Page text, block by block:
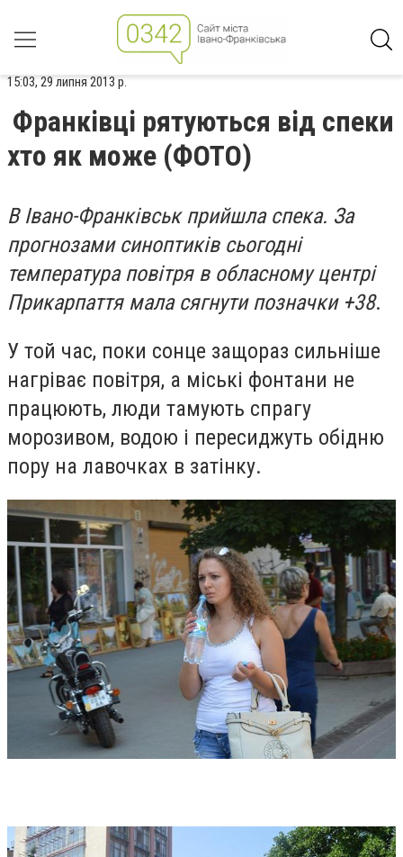
15:03, 29 липня 2013 р.
Франківці рятуються від спеки
хто як може (ФОТО)
В Івано-Франківськ прийшла спека. За
прогнозами синоптиків сьогодні
температура повітря в обласному центрі
Прикарпаття мала сягнути позначки +38.
У той час, поки сонце защораз сильніше
нагріває повітря, а міські фонтани не
працюють, люди тамують спрагу
морозивом, водою і пересиджуть обідню
пору на лавочках в затінку.